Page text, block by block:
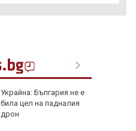
Украйна: България не е
била цел на падналия
дрон